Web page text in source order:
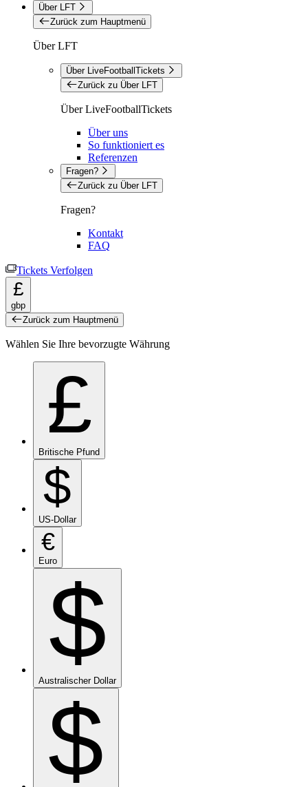
Über LFT
Zurück zum Hauptmenü
Über LFT
Über LiveFootballTickets
Zurück zu Über LFT
Über LiveFootballTickets
Über uns
So funktioniert es
Referenzen
Fragen?
Zurück zu Über LFT
Fragen?
Kontakt
FAQ
Tickets Verfolgen
£
gbp
Zurück zum Hauptmenü
Wählen Sie Ihre bevorzugte Währung
£
Britische Pfund
$
US-Dollar
€
Euro
$
Australischer Dollar
$